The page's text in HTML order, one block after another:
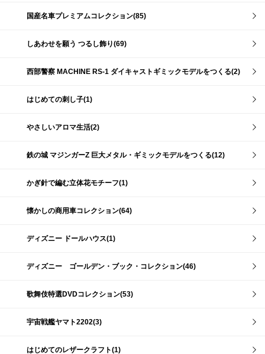
国産名車プレミアムコレクション(85)
しあわせを願う つるし飾り(69)
西部警察 MACHINE RS-1 ダイキャストギミックモデルをつくる(2)
はじめての刺し子(1)
やさしいアロマ生活(2)
鉄の城 マジンガーZ 巨大メタル・ギミックモデルをつくる(12)
かぎ針で編む立体花モチーフ(1)
懐かしの商用車コレクション(64)
ディズニー ドールハウス(1)
ディズニー ゴールデン・ブック・コレクション(46)
歌舞伎特選DVDコレクション(53)
宇宙戦艦ヤマト2202(3)
はじめてのレザークラフト(1)